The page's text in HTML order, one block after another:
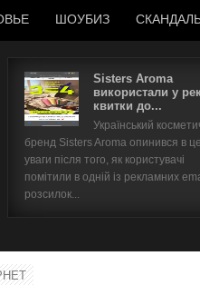
ШОУБИЗ
Sisters Aroma
використали у
квитки до...
Український
бренд Sisters Aroma опинився в
уваги після того, як користувачі
помітили в одній із рекламних
розсилок...